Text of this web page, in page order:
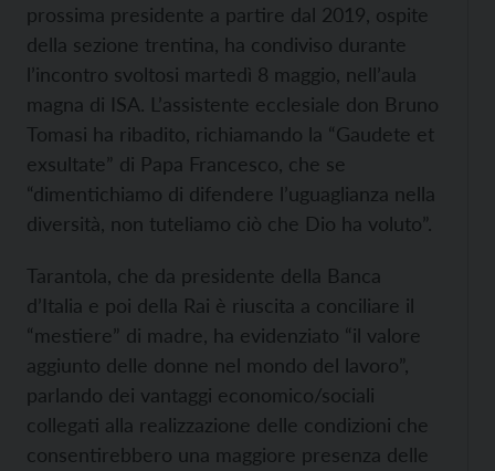
prossima presidente a partire dal 2019, ospite
della sezione trentina, ha condiviso durante
l’incontro svoltosi martedì 8 maggio, nell’aula
magna di ISA. L’assistente ecclesiale don Bruno
Tomasi ha ribadito, richiamando la “Gaudete et
exsultate” di Papa Francesco, che se
“dimentichiamo di difendere l’uguaglianza nella
diversità, non tuteliamo ciò che Dio ha voluto”.
Tarantola, che da presidente della Banca
d’Italia e poi della Rai è riuscita a conciliare il
“mestiere” di madre, ha evidenziato “il valore
aggiunto delle donne nel mondo del lavoro”,
parlando dei vantaggi economico/sociali
collegati alla realizzazione delle condizioni che
consentirebbero una maggiore presenza delle